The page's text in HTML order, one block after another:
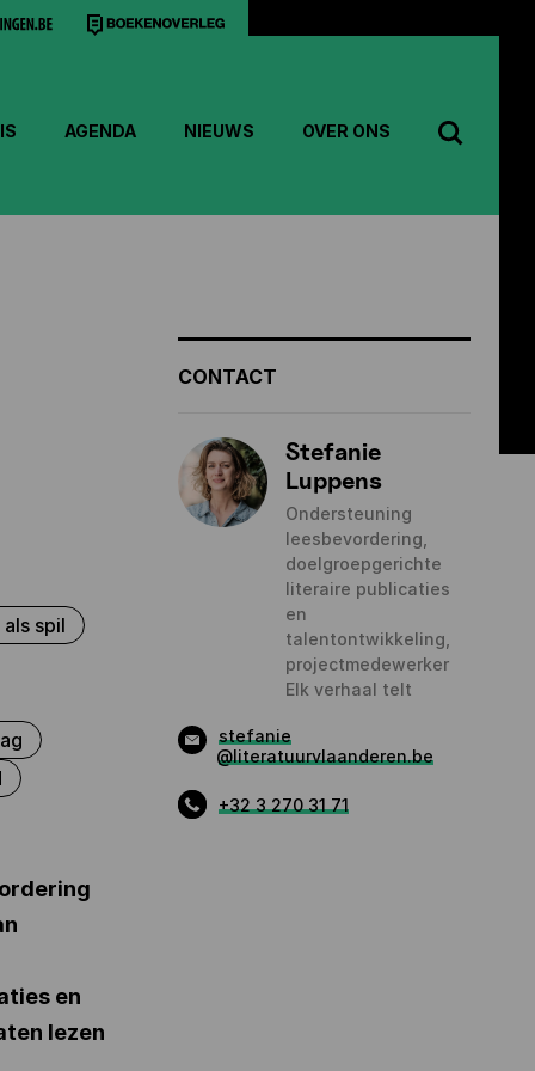
AGENDA NIEUWS OVER ONS
spil
en
lezen
CONTACT
Stefanie
Luppens
Ondersteuning
leesbevordering,
doelgroepgerichte
literaire publicaties
en
talentontwikkeling,
projectmedewerker
Elk verhaal telt
stefanie
@literatuurvlaanderen.be
+32 3 270 31 71